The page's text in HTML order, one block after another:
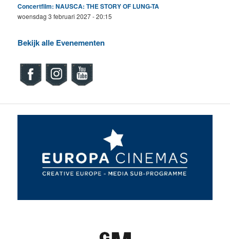
Concertfilm: NAUSCA: THE STORY OF LUNG-TA
woensdag 3 februari 2027 - 20:15
Bekijk alle Evenementen